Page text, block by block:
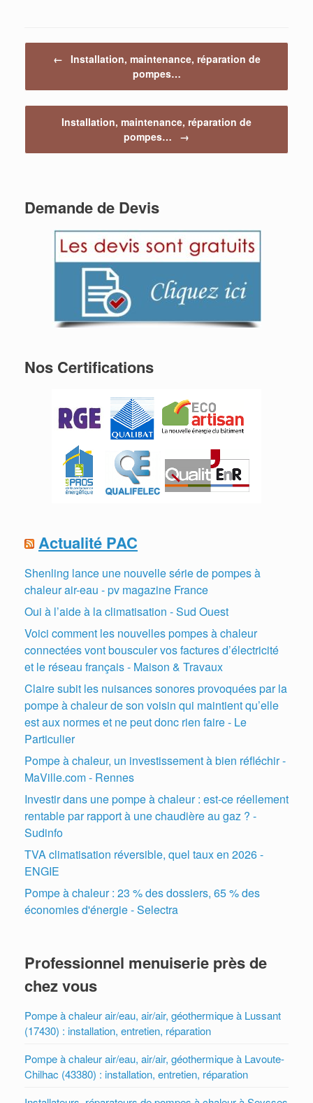
←
Installation, maintenance, réparation de
pompes…
Installation, maintenance, réparation de
pompes…
→
Demande de Devis
Nos Certifications
Actualité PAC
Shenling lance une nouvelle série de pompes à
chaleur air-eau - pv magazine France
Oui à l’aide à la climatisation - Sud Ouest
Voici comment les nouvelles pompes à chaleur
connectées vont bousculer vos factures d’électricité
et le réseau français - Maison & Travaux
Claire subit les nuisances sonores provoquées par la
pompe à chaleur de son voisin qui maintient qu’elle
est aux normes et ne peut donc rien faire - Le
Particulier
Pompe à chaleur, un investissement à bien réfléchir -
MaVille.com - Rennes
Investir dans une pompe à chaleur : est-ce réellement
rentable par rapport à une chaudière au gaz ? -
Sudinfo
TVA climatisation réversible, quel taux en 2026 -
ENGIE
Pompe à chaleur : 23 % des dossiers, 65 % des
économies d'énergie - Selectra
Professionnel menuiserie près de
chez vous
Pompe à chaleur air/eau, air/air, géothermique à Lussant
(17430) : installation, entretien, réparation
Pompe à chaleur air/eau, air/air, géothermique à Lavoute-
Chilhac (43380) : installation, entretien, réparation